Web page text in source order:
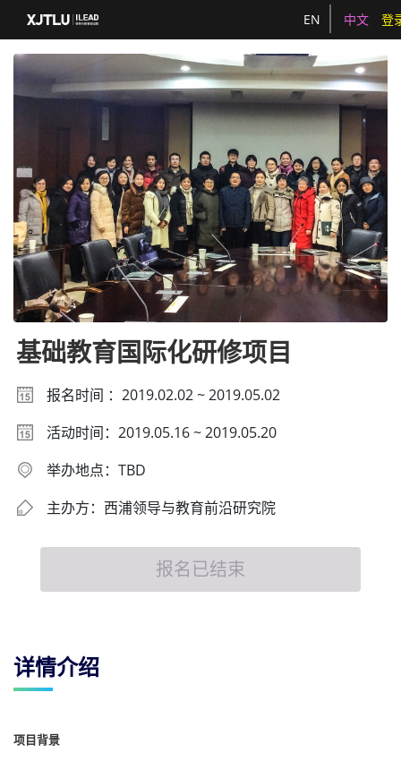
EN 中文 登
基础教育国际化研修项目
报名时间 ：2019.02.02 ~ 2019.05.02
活动时间：2019.05.16 ~ 2019.05.20
举办地点：TBD
主办方：西浦领导与教育前沿研究院
报名已结束
详情介绍
项目背景